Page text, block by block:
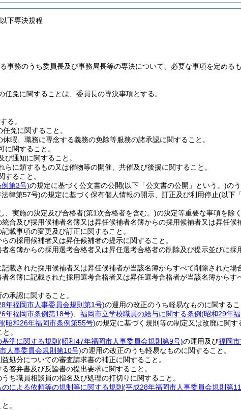
下専決規程
事務のうち委員長及び事務局長等の専決について、必要な事項を定めるも
任免に関することは、委員長の専決事項とする。
る。
任免に関すること。
休暇、職務に専念する義務の免除等服務の諸承認に関すること。
関すること。
通知に関すること。
に類するもの又は催物等の開催、共催及び後援に関すること。
ること。
第3号)の規定に基づく公文書の公開(以下「公文書の公開」という。)の
律第57号)の規定に基づく保有個人情報の開示、訂正及び利用停止(以下
、実施の決定及び合格者(第1次合格者を含む。)の決定等重要な事項を除く
合及び採用候補者名簿又は昇任候補者名簿からの採用候補者又は昇任候
載事項の変更及び訂正に関すること。
の採用候補者又は昇任候補者の提示に関すること。
名簿からの採用選考合格者又は昇任選考合格者の削除及び提示並びに
載された採用候補者又は昇任候補者が当該名簿からすべて削除された場
名簿に記載された採用選考合格者又は昇任選考合格者が当該名簿からす
承認に関すること。
年福岡市人事委員会規則第1号)の運用の改正のうち軽易なものに関するこ
年福岡市条例第18号) 福岡市立学校職員の給与に関する条例(昭和29年
(昭和26年福岡市条例第55号)の規定に基づく規則等の制定又は改廃に関
。
準に関する規則 (昭和47年福岡市人事委員会規則第9号)の運用及び福岡市
人事委員会規則第10号)の運用の改正のうち軽易なものに関すること。
処分についての審査請求書の補正に関すること。
答弁書及び反論書の提出要求に関すること。
ち職員相談員の指名及び処理の打切りに関すること。
による依頼等の規制等に関する規則 (平成28年福岡市人事委員会規則第
。